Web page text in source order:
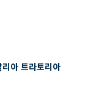
아 트라토리아